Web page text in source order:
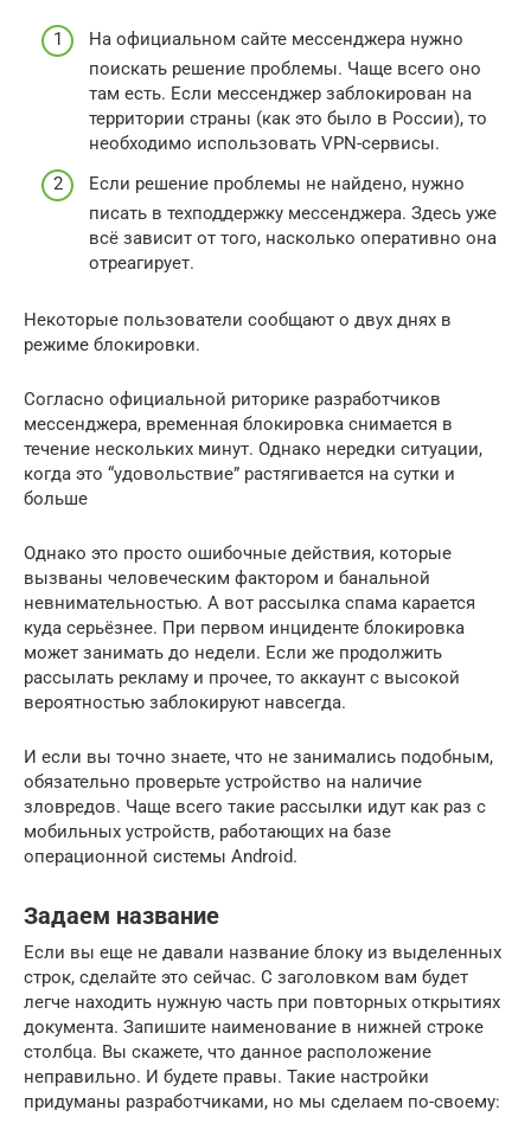
На официальном сайте мессенджера нужно
поискать решение проблемы. Чаще всего оно
там есть. Если мессенджер заблокирован на
территории страны (как это было в России), то
необходимо использовать VPN-сервисы.
Если решение проблемы не найдено, нужно
писать в техподдержку мессенджера. Здесь уже
всё зависит от того, насколько оперативно она
отреагирует.
Некоторые пользователи сообщают о двух днях в
режиме блокировки.
Согласно официальной риторике разработчиков
мессенджера, временная блокировка снимается в
течение нескольких минут. Однако нередки ситуации,
когда это “удовольствие” растягивается на сутки и
больше
Однако это просто ошибочные действия, которые
вызваны человеческим фактором и банальной
невнимательностью. А вот рассылка спама карается
куда серьёзнее. При первом инциденте блокировка
может занимать до недели. Если же продолжить
рассылать рекламу и прочее, то аккаунт с высокой
вероятностью заблокируют навсегда.
И если вы точно знаете, что не занимались подобным,
обязательно проверьте устройство на наличие
зловредов. Чаще всего такие рассылки идут как раз с
мобильных устройств, работающих на базе
операционной системы Android.
Задаем название
Если вы еще не давали название блоку из выделенных
строк, сделайте это сейчас. С заголовком вам будет
легче находить нужную часть при повторных открытиях
документа. Запишите наименование в нижней строке
столбца. Вы скажете, что данное расположение
неправильно. И будете правы. Такие настройки
придуманы разработчиками, но мы сделаем по-своему: